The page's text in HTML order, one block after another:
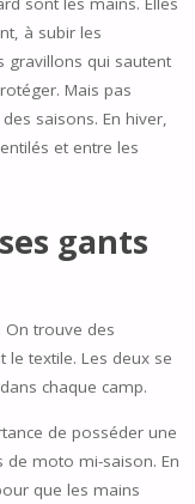
à subir les
gravillons qui sautent
Mais pas
saisons. En hiver,
et entre les
gants
trouve des
le textile. Les deux se
chaque camp.
de posséder une
moto mi-saison. En
que les mains